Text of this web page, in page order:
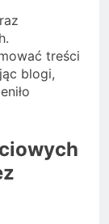
treści
blogi,